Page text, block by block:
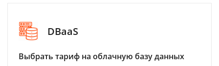
DBaaS
Выбрать тариф на облачную базу данных